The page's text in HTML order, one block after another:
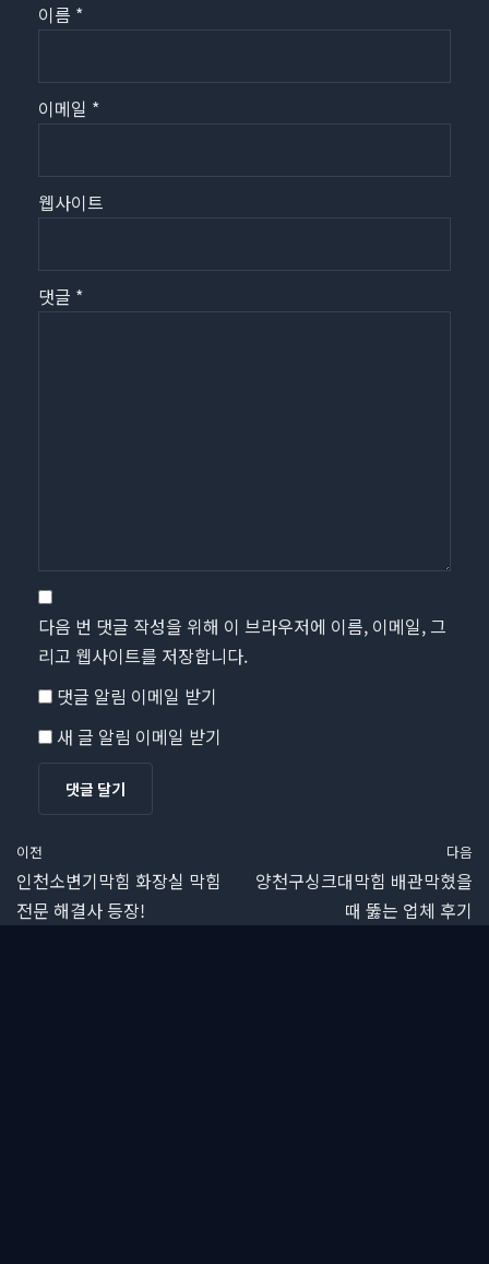
이름 *
이메일 *
웹사이트
댓글 *
다음 번 댓글 작성을 위해 이 브라우저에 이름, 이메일, 그
리고 웹사이트를 저장합니다.
댓글 알림 이메일 받기
새 글 알림 이메일 받기
이전
인천소변기막힘 화장실 막힘
전문 해결사 등장!
다음
양천구싱크대막힘 배관막혔을
때 뚫는 업체 후기